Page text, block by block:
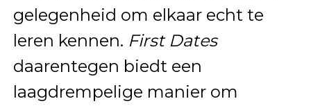
gelegenheid om elkaar echt te
leren kennen. First Dates
daarentegen biedt een
laagdrempelige manier om